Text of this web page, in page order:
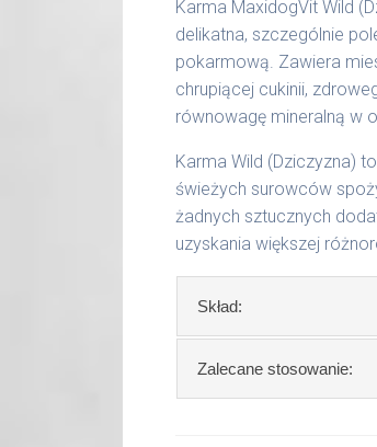
Podane liczby są
aktywności,
Waga netto/Nr art.:
Karma MaxidogVit Wild
delikatna, szczególnie
pokarmową. Zawiera
chrupiącej cukinii,
równowagę mineralną w
Karma Wild (Dziczyzna)
świeżych surowców
żadnych sztucznych
uzyskania większej
Skład:
Skład:mięso i
dynia, 2% cukinia,
Zalecane stosowanie: